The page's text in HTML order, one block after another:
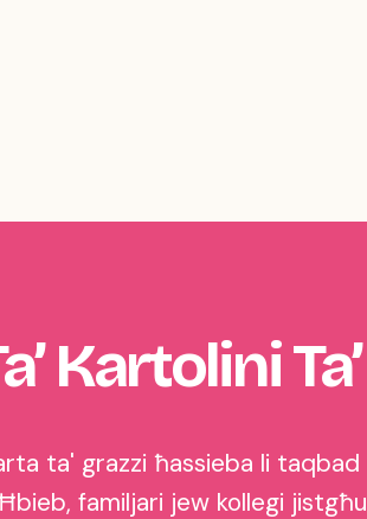
Kartolini
ta' grazzi ħassieba li taqbad
familjari jew kollegi